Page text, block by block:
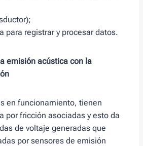
para registrar y procesar datos.
emisión acústica con la
en funcionamiento, tienen
por fricción asociadas y esto da
de voltaje generadas que
por sensores de emisión